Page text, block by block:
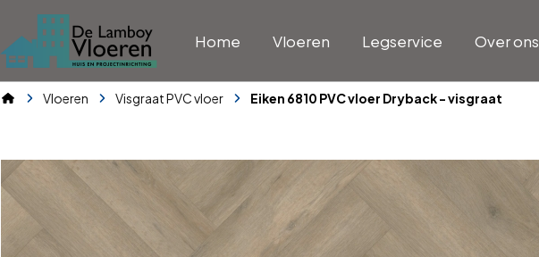
Home Vloeren Legservice Over ons
Vloeren Visgraat PVC vloer Eiken 6810 PVC vloer Dryback - visgraat